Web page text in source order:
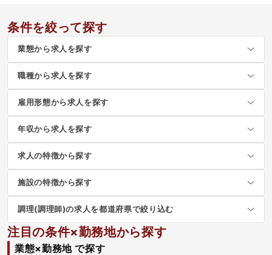
条件を絞って探す
業態から求人を探す
職種から求人を探す
雇用形態から求人を探す
年収から求人を探す
求人の特徴から探す
施設の特徴から探す
調理(調理師)の求人を都道府県で絞り込む
注目の条件×勤務地から探す
業態×勤務地 で探す